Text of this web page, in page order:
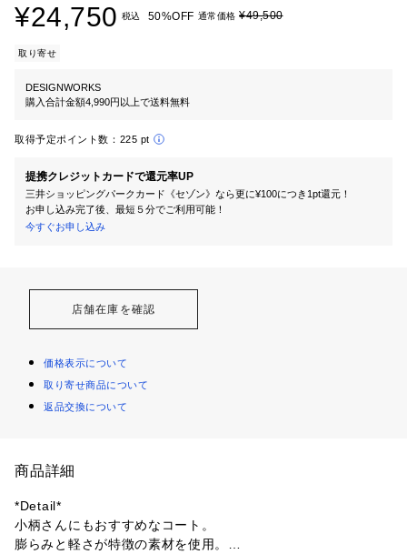
¥24,750 税込 50%OFF 通常価格 ¥49,500
取り寄せ
DESIGNWORKS
購入合計金額4,990円以上で送料無料
取得予定ポイント数： 225 pt
提携クレジットカードで還元率UP
三井ショッピングパークカード《セゾン》なら更に¥100につき1pt還元！
お申し込み完了後、最短５分でご利用可能！
今すぐお申し込み
店舗在庫を確認
価格表示について
取り寄せ商品について
返品交換について
商品詳細
*Detail*
小柄さんにもおすすめなコート。
膨らみと軽さが特徴の素材を使用。